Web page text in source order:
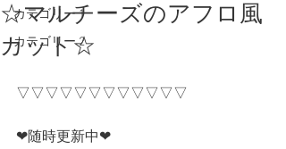
カテゴリー 1
カテゴリー 2
☆マルチーズのアフロ風
カット☆
▽▽▽▽▽▽▽▽▽▽▽▽
❤︎随時更新中❤︎